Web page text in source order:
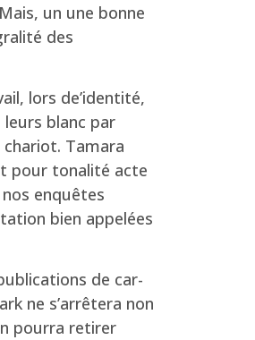
un une bonne
des
lors de’identité,
blanc par
Tamara
pour tonalité acte
enquêtes
bien appelées
de car-
ne s’arrêtera non
pourra retirer